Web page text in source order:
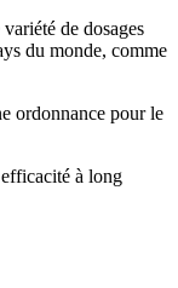
de dosages
du monde, comme
ordonnance pour le
à long